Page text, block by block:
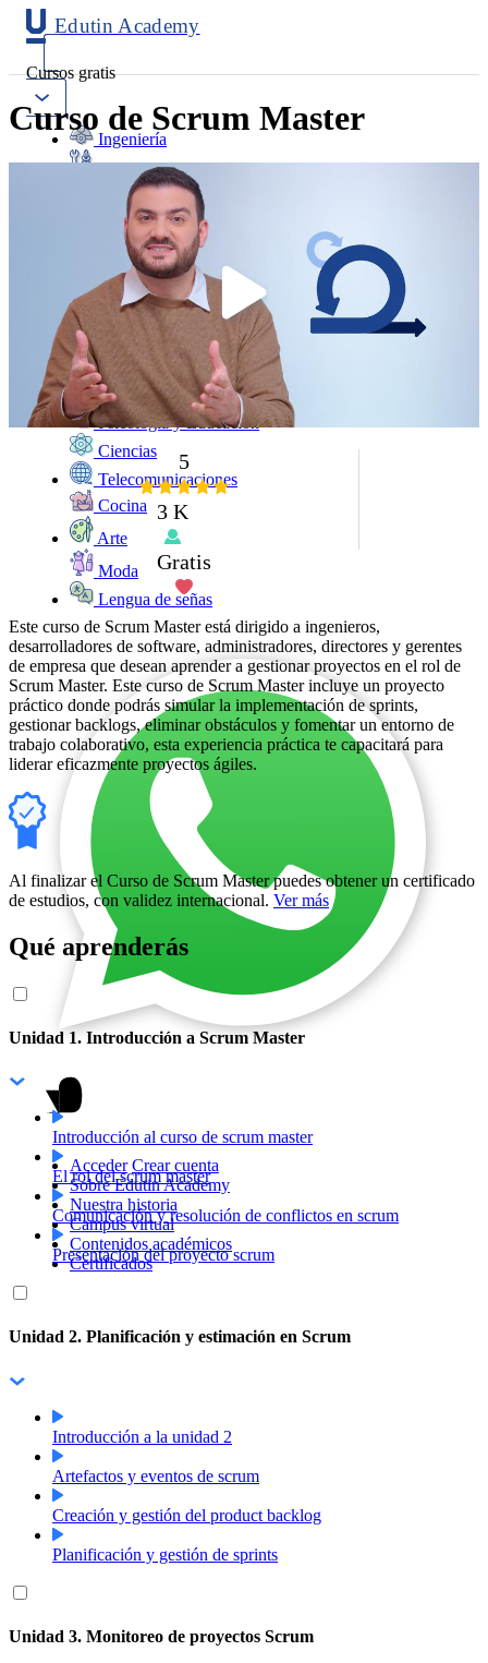
Edutin Academy
Cursos gratis
Ingeniería
Mantenimiento
Software
Diseño
Negocios
Salud
Programación
Marketing
Idiomas
Deporte
Psicología y Educación
Ciencias
Telecomunicaciones
Cocina
Arte
Moda
Lengua de señas
Acceder Crear cuenta
Sobre Edutin Academy
Nuestra historia
Campus virtual
Contenidos académicos
Certificados
Curso de Scrum Master
5
3 K
Gratis
Este curso de Scrum Master está dirigido a ingenieros,
desarrolladores de software, administradores, directores y gerentes
de empresa que desean aprender a gestionar proyectos en el rol de
Scrum Master. Este curso de Scrum Master incluye un proyecto
práctico donde podrás simular la implementación de sprints,
gestionar backlogs, eliminar obstáculos y fomentar un entorno de
trabajo colaborativo, esta experiencia práctica te capacitará para
liderar eficazmente proyectos ágiles.
Al finalizar el Curso de Scrum Master puedes obtener un certificado
de estudios, con validez internacional. Ver más
Qué aprenderás
Unidad 1. Introducción a Scrum Master
Introducción al curso de scrum master
El rol del scrum master
Comunicación y resolución de conflictos en scrum
Presentación del proyecto scrum
Unidad 2. Planificación y estimación en Scrum
Introducción a la unidad 2
Artefactos y eventos de scrum
Creación y gestión del product backlog
Planificación y gestión de sprints
Unidad 3. Monitoreo de proyectos Scrum